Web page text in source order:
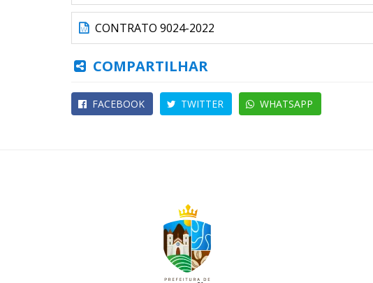
CONTRATO 9024-2022
COMPARTILHAR
FACEBOOK TWITTER WHATSAPP